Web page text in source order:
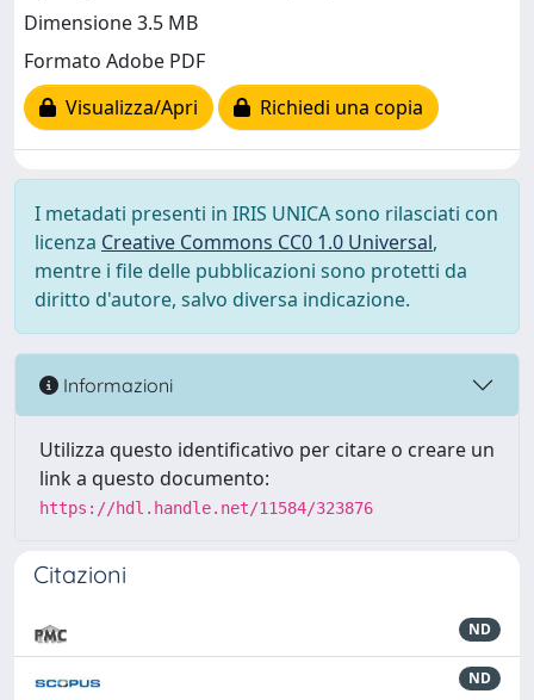
Dimensione 3.5 MB
Formato Adobe PDF
Visualizza/Apri
Richiedi una copia
I metadati presenti in IRIS UNICA sono rilasciati con
licenza Creative Commons CC0 1.0 Universal,
mentre i file delle pubblicazioni sono protetti da
diritto d'autore, salvo diversa indicazione.
Informazioni
Utilizza questo identificativo per citare o creare un
link a questo documento:
https://hdl.handle.net/11584/323876
Citazioni
ND
ND